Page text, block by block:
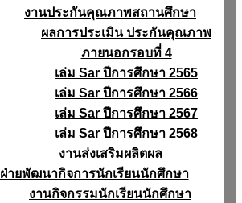
งานประกันคุณภาพสถานศึกษา
ผลการประเมิน ประกันคุณภาพ
ภายนอกรอบที่ 4
เล่ม Sar ปีการศึกษา 2565
เล่ม Sar ปีการศึกษา 2566
เล่ม Sar ปีการศึกษา 2567
เล่ม Sar ปีการศึกษา 2568
งานส่งเสริมผลิตผล
ฝ่ายพัฒนากิจการนักเรียนนักศึกษา
งานกิจกรรมนักเรียนนักศึกษา